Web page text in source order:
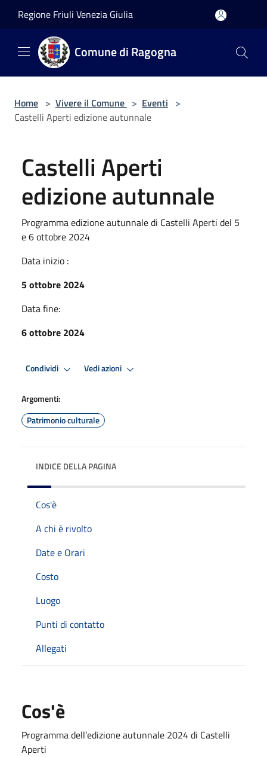
Regione Friuli Venezia Giulia
Comune di Ragogna
Home > Vivere il Comune > Eventi >
Castelli Aperti edizione autunnale
Castelli Aperti
edizione autunnale
Programma edizione autunnale di Castelli Aperti del 5
e 6 ottobre 2024
Data inizio :
5 ottobre 2024
Data fine:
6 ottobre 2024
Condividi Vedi azioni
Argomenti:
Patrimonio culturale
INDICE DELLA PAGINA
Cos'è
A chi è rivolto
Date e Orari
Costo
Luogo
Punti di contatto
Allegati
Cos'è
Programma dell’edizione autunnale 2024 di Castelli
Aperti